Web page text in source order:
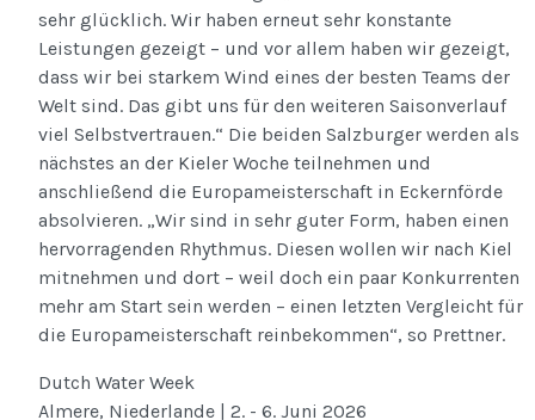
sehr glücklich. Wir haben erneut sehr konstante
Leistungen gezeigt – und vor allem haben wir gezeigt,
dass wir bei starkem Wind eines der besten Teams der
Welt sind. Das gibt uns für den weiteren Saisonverlauf
viel Selbstvertrauen.“ Die beiden Salzburger werden als
nächstes an der Kieler Woche teilnehmen und
anschließend die Europameisterschaft in Eckernförde
absolvieren. „Wir sind in sehr guter Form, haben einen
hervorragenden Rhythmus. Diesen wollen wir nach Kiel
mitnehmen und dort – weil doch ein paar Konkurrenten
mehr am Start sein werden – einen letzten Vergleicht für
die Europameisterschaft reinbekommen“, so Prettner.
Dutch Water Week
Almere, Niederlande | 2. - 6. Juni 2026